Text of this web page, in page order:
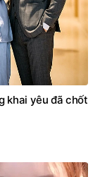
khai yêu đã chốt